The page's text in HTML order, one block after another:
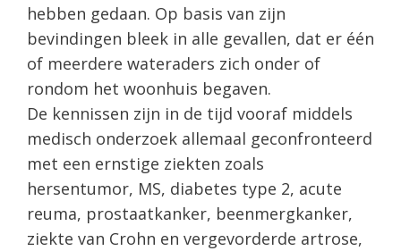
hebben gedaan. Op basis van zijn
bevindingen bleek in alle gevallen, dat er één
of meerdere wateraders zich onder of
rondom het woonhuis begaven.
De kennissen zijn in de tijd vooraf middels
medisch onderzoek allemaal geconfronteerd
met een ernstige ziekten zoals
hersentumor, MS, diabetes type 2, acute
reuma, prostaatkanker, beenmergkanker,
ziekte van Crohn en vergevorderde artrose,